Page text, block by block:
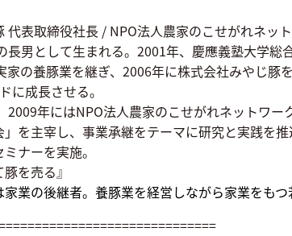
表取締役社長 / NPO法人農家のこせがれネッ
長男として生まれる。2001年、慶應義塾大学
の養豚業を継ぎ、2006年に株式会社みやじ
に成長させる。
2009年にはNPO法人農家のこせがれネットワ
を主宰し、事業承継をテーマに研究と実践を
ナーを実施。
を売る』
家業の後継者。養豚業を経営しながら家業をも